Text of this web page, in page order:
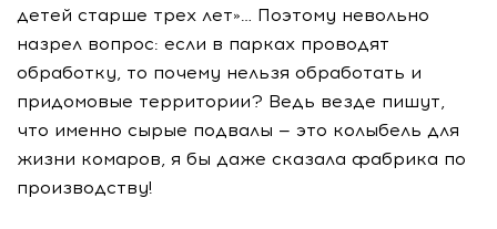
детей старше трех лет»… Поэтому невольно
назрел вопрос: если в парках проводят
обработку, то почему нельзя обработать и
придомовые территории? Ведь везде пишут,
что именно сырые подвалы — это колыбель для
жизни комаров, я бы даже сказала фабрика по
производству!